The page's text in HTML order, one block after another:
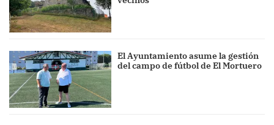
El Ayuntamiento asume la gestión
del campo de fútbol de El Mortuero